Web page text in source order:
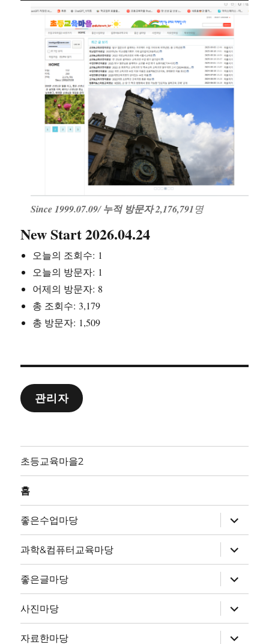
Since 1999.07.09/누적 방문자 2,176,791명
New Start 2026.04.24
오늘의 조회수: 1
오늘의 방문자: 1
어제의 방문자: 8
총 조회수: 3,179
총 방문자: 1,509
관리자
초등교육마을2
홈
좋은수업마당
위
메
뉴
확
장
과학&컴퓨터교육마당
위
메
뉴
확
장
좋은글마당
위
메
뉴
확
장
사진마당
위
메
뉴
자료한마당